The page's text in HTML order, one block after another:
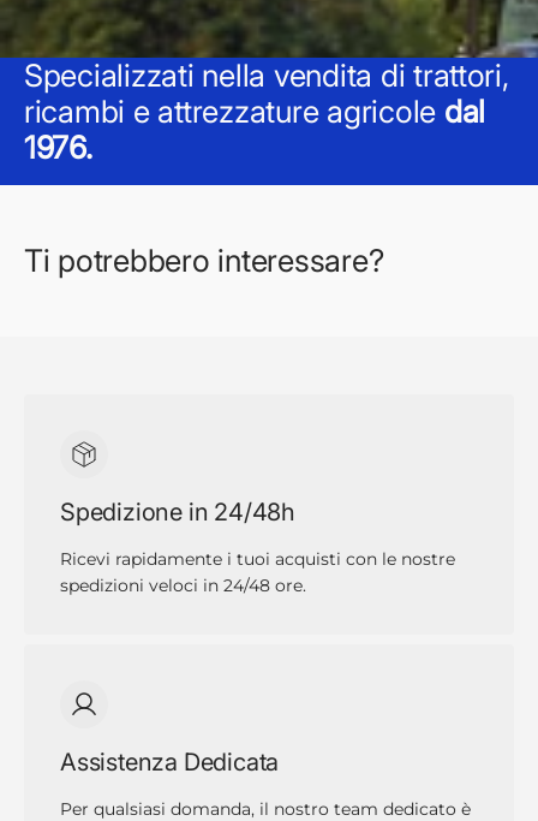
Specializzati nella vendita di trattori,
ricambi e attrezzature agricole dal
1976.
Ti potrebbero interessare?
Spedizione in 24/48h
Ricevi rapidamente i tuoi acquisti con le nostre
spedizioni veloci in 24/48 ore.
Assistenza Dedicata
Per qualsiasi domanda, il nostro team dedicato è